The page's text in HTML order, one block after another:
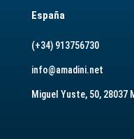
España
(+34) 913756730
info@amadini.net
Miguel Yuste, 50, 28037